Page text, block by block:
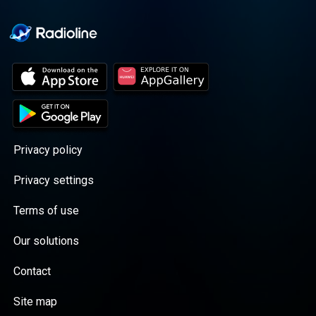
Privacy policy
Privacy settings
Terms of use
Our solutions
Contact
Site map